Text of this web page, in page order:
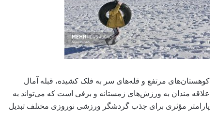
کوهستان‌های مرتفع و قله‌های سر به فلک کشیده، قبله آمال
علاقه مندان به ورزش‌های زمستانه و برفی است که می‌تواند به
پارامتر مؤثری برای جذب گردشگر ورزشی نوروزی مختلف تبدیل